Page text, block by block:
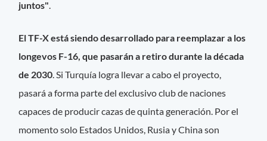
juntos"
El TF-X está siendo desarrollado para reemplazar a los
longevos F-16, que pasarán a retiro durante la década
de 2030. Si Turquía logra llevar a cabo el proyecto,
pasará a forma parte del exclusivo club de naciones
capaces de producir cazas de quinta generación. Por el
momento solo Estados Unidos, Rusia y China son